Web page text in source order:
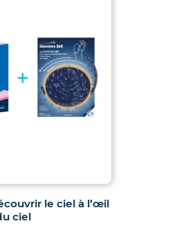
le ciel à l’œil
ciel